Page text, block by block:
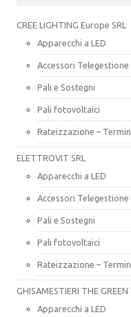
CREE LIGHTING Europe SRL
Apparecchi a LED
Accessori Telegestione
Pali e Sostegni
Pali fotovoltaici
Rateizzazione –
ELETTROVIT SRL
Apparecchi a LED
Accessori Telegestione
Pali e Sostegni
Pali fotovoltaici
Rateizzazione –
GHISAMESTIERI THE GREEN
Apparecchi a LED